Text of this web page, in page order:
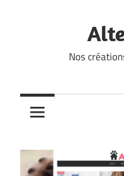
Nos